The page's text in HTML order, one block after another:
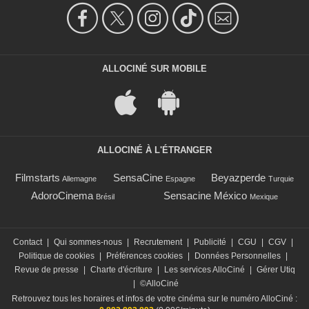
ALLOCINÉ SUR MOBILE
ALLOCINÉ À L'ÉTRANGER
Filmstarts Allemagne SensaCine Espagne Beyazperde Turquie
AdoroCinema Brésil Sensacine México Mexique
Contact Qui sommes-nous Recrutement Publicité CGU CGV
Politique de cookies
Préférences cookies Données Personnelles
Revue de presse
Charte d'écriture Les services AlloCiné
Gérer Utiq
©AlloCiné
Retrouvez tous les horaires et infos de votre cinéma sur le numéro AlloCiné :